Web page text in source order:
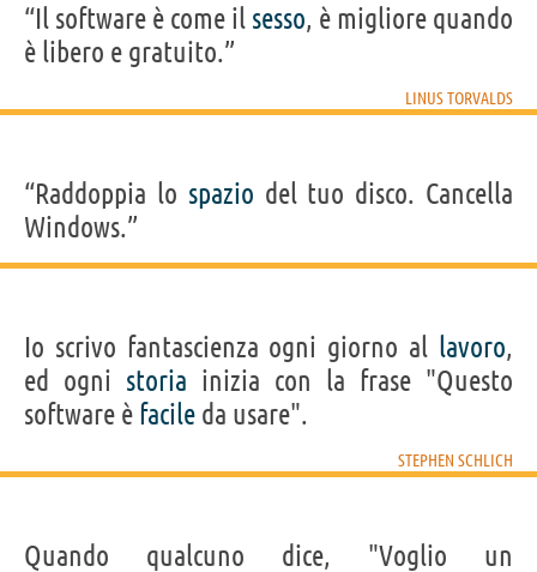
“Il software è come il sesso, è migliore quando
è libero e gratuito.”
LINUS TORVALDS
“Raddoppia lo spazio del tuo disco. Cancella
Windows.”
Io scrivo fantascienza ogni giorno al lavoro,
ed ogni storia inizia con la frase "Questo
software è facile da usare".
STEPHEN SCHLICH
Quando qualcuno dice, "Voglio un